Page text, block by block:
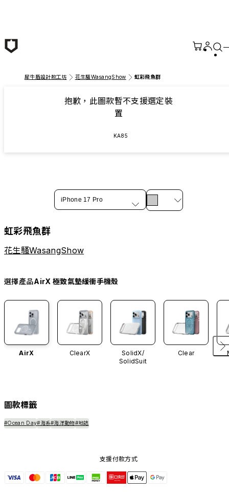
犀牛盾設計款工坊 花生騷WasangShow 虹彩飛魚群
抱歉，此圖款暫不支援選定裝
置
KA85
iPhone 17 Pro
虹彩飛魚群
花生騷WasangShow
選擇產品AirX 極致氣墊緩衝手機殼
AirX ClearX
SolidX/
SolidSuit
Clear
圖款標籤
#Ocean Day#海系#海洋動物#地誌
支援付款方式